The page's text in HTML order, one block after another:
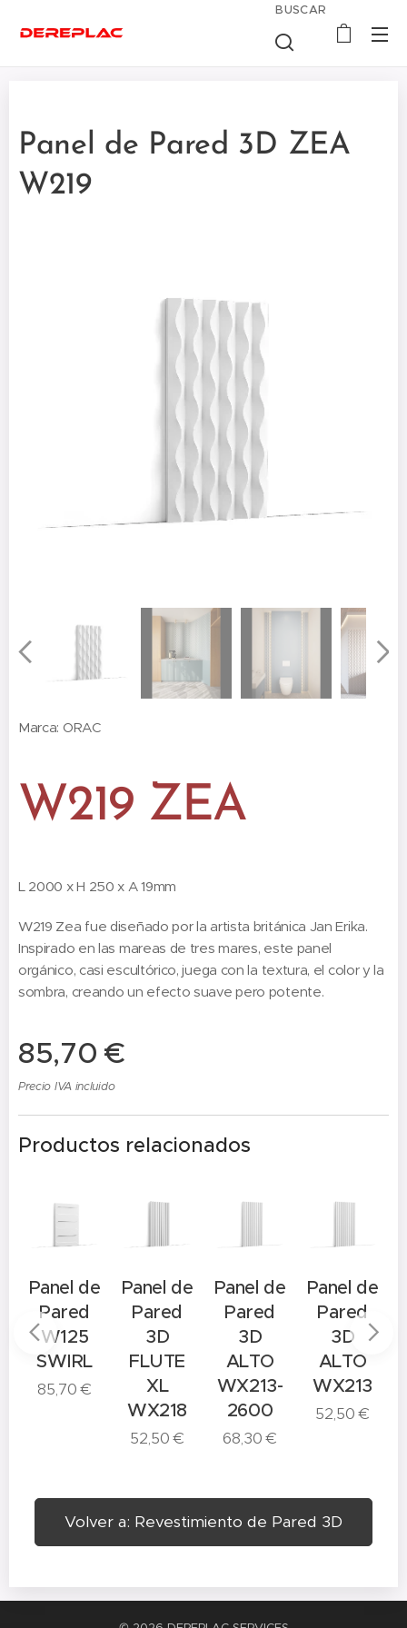
BUSCAR
Panel de Pared 3D ZEA
W219
Marca: ORAC
W219 ZEA
L 2000 x H 250 x A 19mm
W219 Zea fue diseñado por la artista británica Jan Erika.
Inspirado en las mareas de tres mares, este panel
orgánico, casi escultórico, juega con la textura, el color y la
sombra, creando un efecto suave pero potente.
85,70 €
Precio IVA incluido
Productos relacionados
Panel de
Pared
W125
SWIRL
85,70€
Panel de
Pared
3D
FLUTE
XL
WX218
52,50€
Panel de
Pared
3D
ALTO
WX213-
2600
68,30€
Panel de
Pared
3D
ALTO
WX213
52,50€
Volver a: Revestimiento de Pared 3D